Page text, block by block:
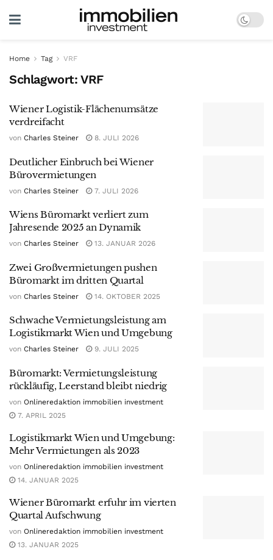
Home Tag VRF
Schlagwort:VRF
Wiener Logistik-Flächenumsätze
verdreifacht
von Charles Steiner 8. JULI 2026
Deutlicher Einbruch bei Wiener
Bürovermietungen
von Charles Steiner 7. JULI 2026
Wiens Büromarkt verliert zum
Jahresende 2025 an Dynamik
von Charles Steiner 13. JANUAR 2026
Zwei Großvermietungen pushen
Büromarkt im dritten Quartal
von Charles Steiner 14. OKTOBER 2025
Schwache Vermietungsleistung am
Logistikmarkt Wien und Umgebung
von Charles Steiner 9. JULI 2025
Büromarkt: Vermietungsleistung
rückläufig, Leerstand bleibt niedrig
von Onlineredaktion immobilien investment
7. APRIL 2025
Logistikmarkt Wien und Umgebung:
Mehr Vermietungen als 2023
von Onlineredaktion immobilien investment
14. JANUAR 2025
Wiener Büromarkt erfuhr im vierten
Quartal Aufschwung
von Onlineredaktion immobilien investment
13. JANUAR 2025